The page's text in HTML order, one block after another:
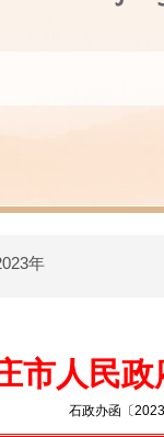
年
市人民
石政办函〔